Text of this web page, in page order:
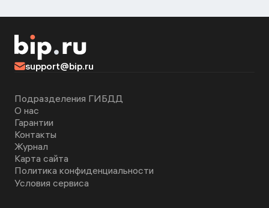
support@bip.ru
Подразделения ГИБДД
О нас
Гарантии
Контакты
Журнал
Карта сайта
Политика конфиденциальности
Условия сервиса